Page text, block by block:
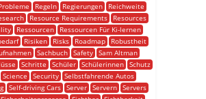
Regeln Regierungen
Reichweite
Resource Requirements
Resources
Ressourcen
Ressourcen Für Ki-lernen
Risiken Risks Roadmap
Robustheit
Sachbuch Safety Sam Altman
Schritte Schüler Schülerinnen Schutz
Science Security Selbstfahrende Autos
Self-driving Cars Server Servern
Servers